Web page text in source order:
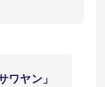
ワヤン」